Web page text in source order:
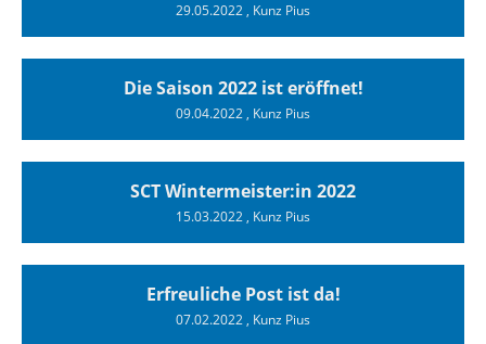
29.05.2022, Kunz Pius
Die Saison 2022 ist eröffnet!
09.04.2022, Kunz Pius
SCT Wintermeister:in 2022
15.03.2022, Kunz Pius
Erfreuliche Post ist da!
07.02.2022, Kunz Pius